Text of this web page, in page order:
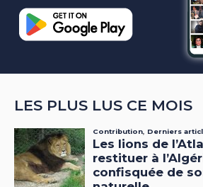
LES PLUS LUS CE MOIS